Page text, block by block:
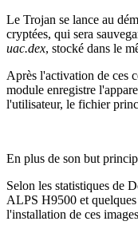
Le Trojan se lance au
cryptées, qui sera
uac.dex, stocké dans le
Après l'activation de ces
module enregistre
l'utilisateur, le fichier
En plus de son but
Selon les statistiques de
ALPS H9500 et
l'installation de ces